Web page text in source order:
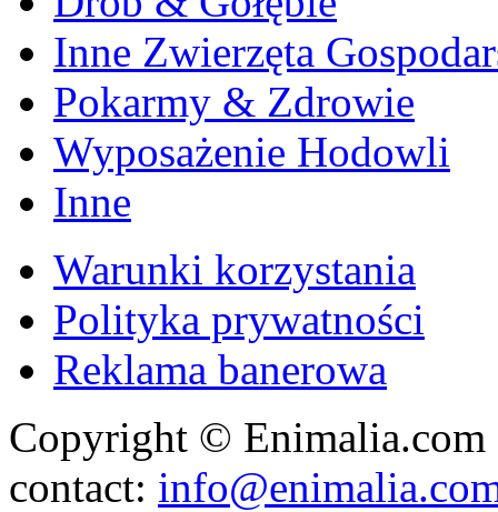
Inne Zwierzęta
Pokarmy & Zdrowie
Wyposażenie Hodowli
Inne
Warunki korzystania
Polityka prywatności
Reklama banerowa
Copyright © Enimalia.com
contact: